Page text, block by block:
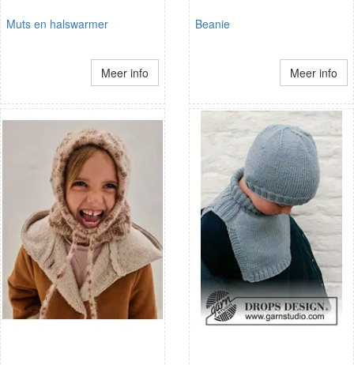
Muts en halswarmer
Meer info
Beanie
Meer info